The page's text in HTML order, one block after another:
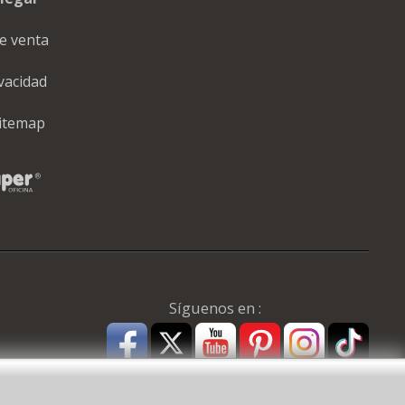
venta
Síguenos en :